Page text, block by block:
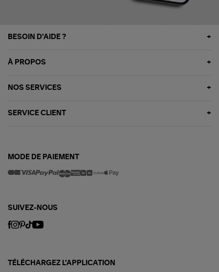
BESOIN D'AIDE ?
À PROPOS
NOS SERVICES
SERVICE CLIENT
MODE DE PAIEMENT
SUIVEZ-NOUS
TÉLÉCHARGEZ L'APPLICATION